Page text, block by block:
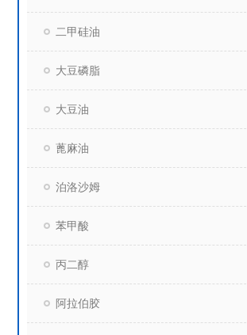
二甲硅油
大豆磷脂
大豆油
蓖麻油
泊洛沙姆
苯甲酸
丙二醇
阿拉伯胶